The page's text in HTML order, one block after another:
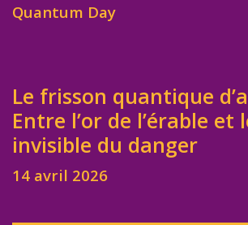
Quantum Day
Le frisson quantique
Entre l’or de l’érable et
invisible du danger
14 avril 2026